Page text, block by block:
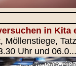
in Kita
Möllenstiege,
Uhr und 06.0...